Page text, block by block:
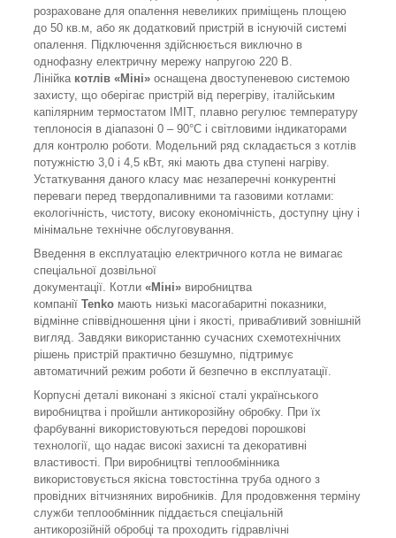
розраховане для опалення невеликих приміщень площею
до 50 кв.м, або як додатковий пристрій в існуючій системі
опалення. Підключення здійснюється виключно в
однофазну електричну мережу напругою 220 В.
Лінійка котлів «Міні» оснащена двоступеневою системою
захисту, що оберігає пристрій від перегріву, італійським
капілярним термостатом IMIT, плавно регулює температуру
теплоносія в діапазоні 0 – 90°C і світловими індикаторами
для контролю роботи. Модельний ряд складається з котлів
потужністю 3,0 і 4,5 кВт, які мають два ступені нагріву.
Устаткування даного класу має незаперечні конкурентні
переваги перед твердопаливними та газовими котлами:
екологічність, чистоту, високу економічність, доступну ціну і
мінімальне технічне обслуговування.
Введення в експлуатацію електричного котла не вимагає
спеціальної дозвільної
документації. Котли «Міні» виробництва
компанії Tenko мають низькі масогабаритні показники,
відмінне співвідношення ціни і якості, привабливий зовнішній
вигляд. Завдяки використанню сучасних схемотехнічних
рішень пристрій практично безшумно, підтримує
автоматичний режим роботи й безпечно в експлуатації.
Корпусні деталі виконані з якісної сталі українського
виробництва і пройшли антикорозійну обробку. При їх
фарбуванні використовуються передові порошкові
технології, що надає високі захисні та декоративні
властивості. При виробництві теплообмінника
використовується якісна товстостінна труба одного з
провідних вітчизняних виробників. Для продовження терміну
служби теплообмінник піддається спеціальній
антикорозійній обробці та проходить гідравлічні